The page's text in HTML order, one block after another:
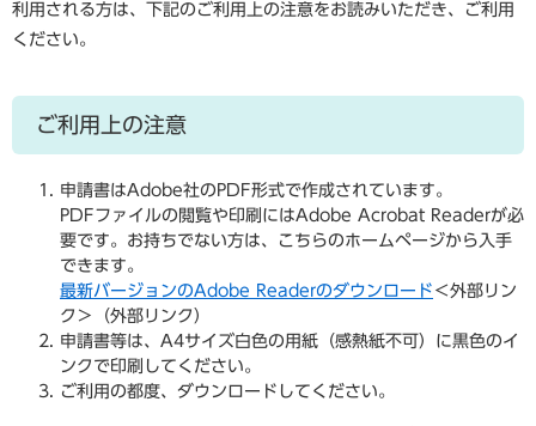
利用される方は、下記のご利用上の注意をお読みいただき、ご利用
ください。
ご利用上の注意
申請書はAdobe社のPDF形式で作成されています。
PDFファイルの閲覧や印刷にはAdobe Acrobat Readerが必
要です。お持ちでない方は、こちらのホームページから入手
できます。
最新バージョンのAdobe Readerのダウンロード ＜外部リン
ク＞
（外部リンク）
申請書等は、A4サイズ白色の用紙（感熱紙不可）に黒色のイ
ンクで印刷してください。
ご利用の都度、ダウンロードしてください。